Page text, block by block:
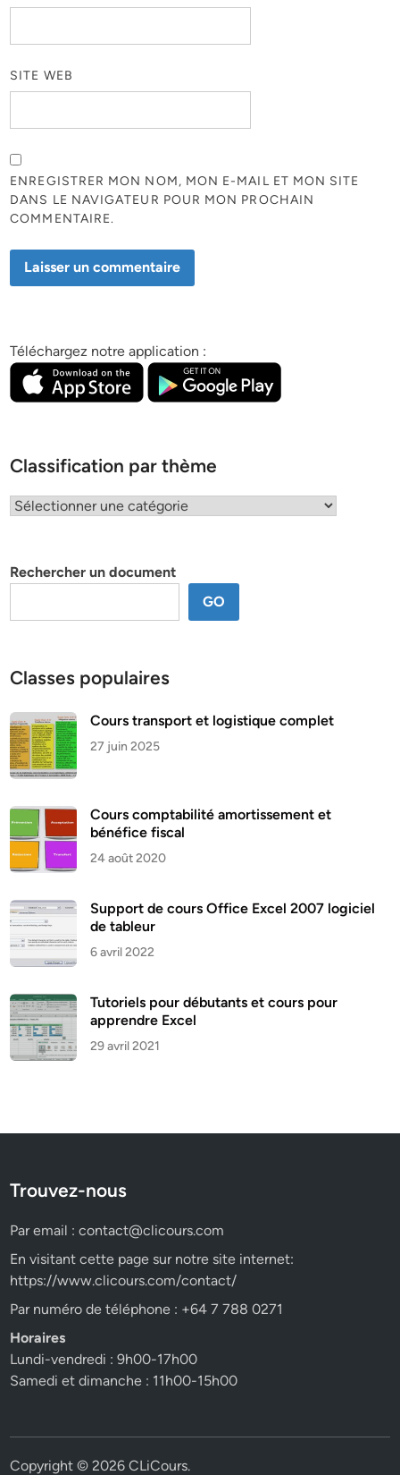
SITE WEB
ENREGISTRER MON NOM, MON E-MAIL ET MON SITE
DANS LE NAVIGATEUR POUR MON PROCHAIN
COMMENTAIRE.
Téléchargez notre application :
Classification par thème
Classification
Rechercher un document
GO
Classes populaires
Cours transport et logistique complet
27 juin 2025
Cours comptabilité amortissement et
bénéfice fiscal
24 août 2020
Support de cours Office Excel 2007 logiciel
de tableur
6 avril 2022
Tutoriels pour débutants et cours pour
apprendre Excel
29 avril 2021
Trouvez-nous
Par email :contact@clicours.com
En visitant cette page sur notre site internet:
https://www.clicours.com/contact/
Par numéro de téléphone : +64 7 788 0271
Horaires
Lundi-vendredi : 9h00-17h00
Samedi et dimanche : 11h00-15h00
Copyright © 2026CLiCours.